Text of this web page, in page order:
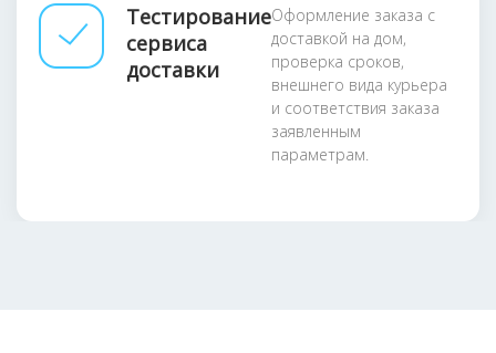
Тестирование
сервиса
доставки
Оформление заказа с
доставкой на дом,
проверка сроков,
внешнего вида курьера
и соответствия заказа
заявленным
параметрам.